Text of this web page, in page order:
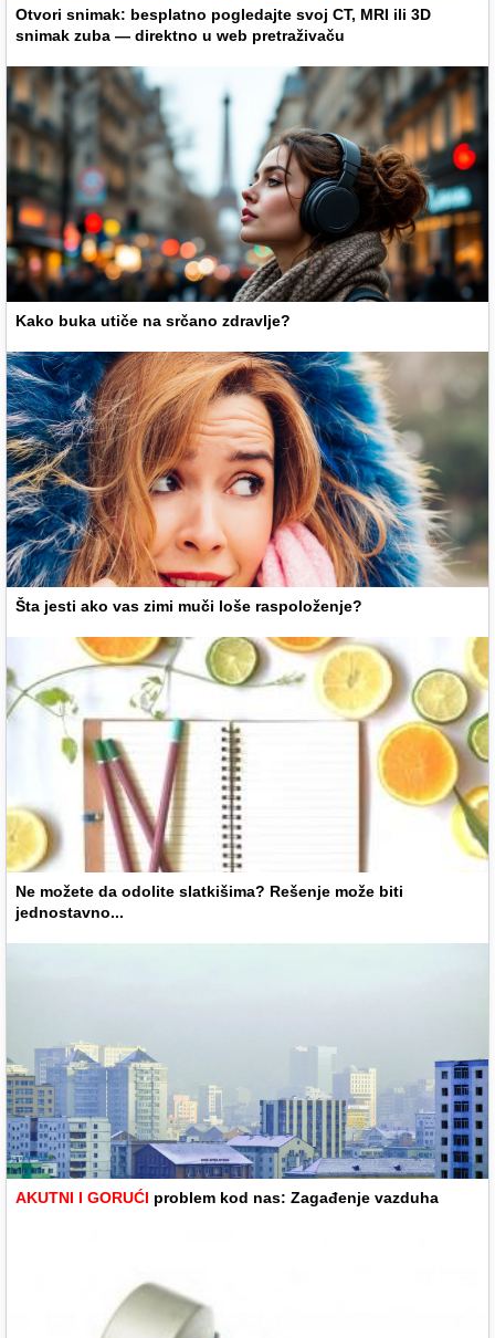
Otvori snimak: besplatno pogledajte svoj CT, MRI ili 3D
snimak zuba — direktno u web pretraživaču
Kako buka utiče na srčano zdravlje?
Šta jesti ako vas zimi muči loše raspoloženje?
Ne možete da odolite slatkišima? Rešenje može biti
jednostavno...
AKUTNI I GORUĆI problem kod nas: Zagađenje vazduha